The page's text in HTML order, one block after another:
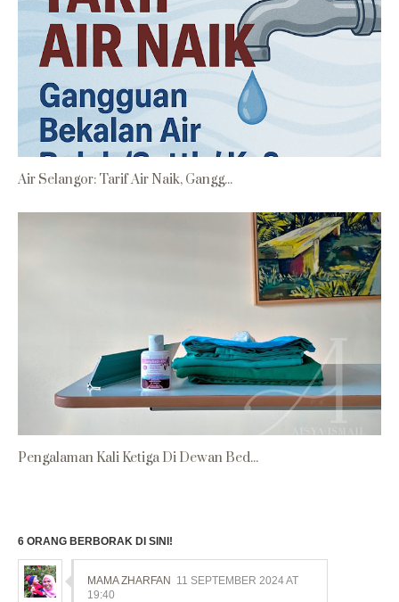
Air Selangor: Tarif Air Naik, Gangg...
Pengalaman Kali Ketiga Di Dewan Bed...
6 ORANG BERBORAK DI SINI!
MAMA ZHARFAN 11 SEPTEMBER 2024 AT
19:40